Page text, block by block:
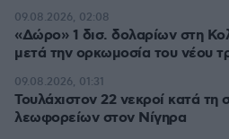
«Δώρο» 1 δισ. δολαρίων στη
μετά την ορκωμοσία του νέου
09.08.2026, 02:08
Τουλάχιστον 22 νεκροί κατά τη
λεωφορείων στον Νίγηρα
09.08.2026, 01:31